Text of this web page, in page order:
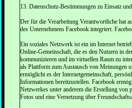
13. Datenschutz-Bestimmungen zu Einsatz
Der für die Verarbeitung Verantwortliche hat
des Unternehmens Facebook integriert.
Ein soziales Netzwerk ist ein im Internet
Online-Gemeinschaft, die es den Nutzern in
kommunizieren und im virtuellen Raum zu
als Plattform zum Austausch von Meinungen
ermöglicht es der Internetgemeinschaft,
Informationen bereitzustellen. Facebook
Netzwerkes unter anderem die Erstellung
Fotos und eine Vernetzung über